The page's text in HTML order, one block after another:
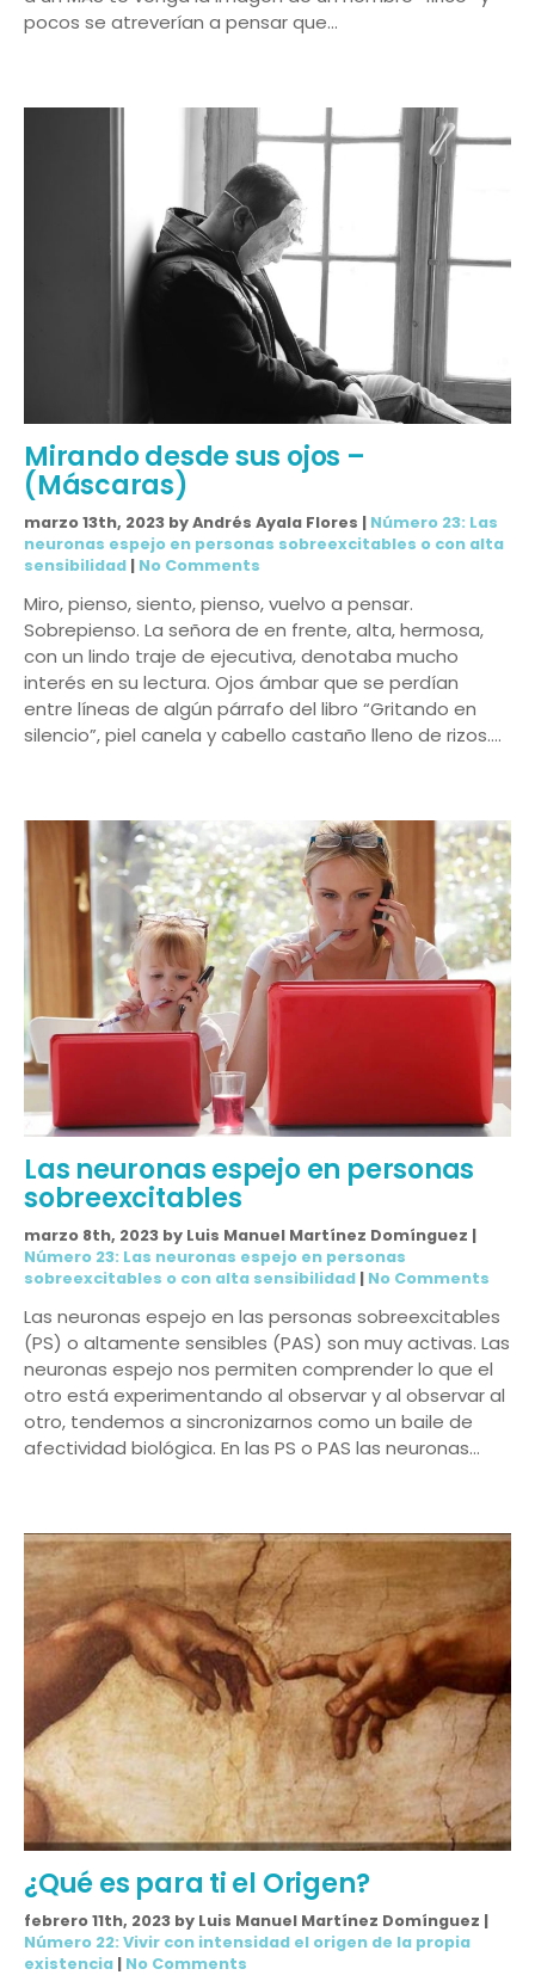
pocos se atreverían a pensar que…
Mirando desde sus ojos –
(Máscaras)
marzo 13th, 2023 by Andrés Ayala Flores | Número 23: Las
neuronas espejo en personas sobreexcitables o con alta
sensibilidad | No Comments
Miro, pienso, siento, pienso, vuelvo a pensar.
Sobrepienso. La señora de en frente, alta, hermosa,
con un lindo traje de ejecutiva, denotaba mucho
interés en su lectura. Ojos ámbar que se perdían
entre líneas de algún párrafo del libro “Gritando en
silencio”, piel canela y cabello castaño lleno de rizos….
Las neuronas espejo en personas
sobreexcitables
marzo 8th, 2023 by Luis Manuel Martínez Domínguez |
Número 23: Las neuronas espejo en personas
sobreexcitables o con alta sensibilidad | No Comments
Las neuronas espejo en las personas sobreexcitables
(PS) o altamente sensibles (PAS) son muy activas. Las
neuronas espejo nos permiten comprender lo que el
otro está experimentando al observar y al observar al
otro, tendemos a sincronizarnos como un baile de
afectividad biológica. En las PS o PAS las neuronas…
¿Qué es para ti el Origen?
febrero 11th, 2023 by Luis Manuel Martínez Domínguez |
Número 22: Vivir con intensidad el origen de la propia
existencia | No Comments